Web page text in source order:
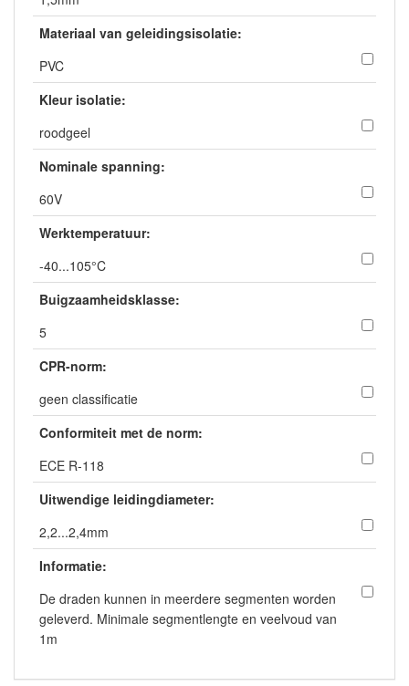
Materiaal van geleidingsisolatie:
PVC
Kleur isolatie:
roodgeel
Nominale spanning:
60V
Werktemperatuur:
-40...105°C
Buigzaamheidsklasse:
5
CPR-norm:
geen classificatie
Conformiteit met de norm:
ECE R-118
Uitwendige leidingdiameter:
2,2...2,4mm
Informatie:
De draden kunnen in meerdere segmenten worden
geleverd. Minimale segmentlengte en veelvoud van
1m